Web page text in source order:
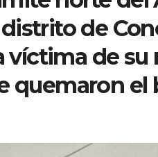
distrito de
víctima de
quemaron el